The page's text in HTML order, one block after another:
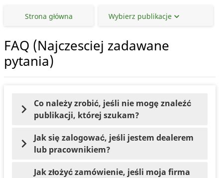
Strona główna Wybierz publikacje
FAQ (Najczesciej zadawane
pytania)
Co należy zrobić, jeśli nie mogę znaleźć
publikacji, której szukam?
Jak się zalogować, jeśli jestem dealerem
lub pracownikiem?
Jak złożyć zamówienie, jeśli moja firma